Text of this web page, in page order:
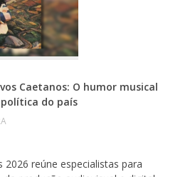
Caetanos: O humor musical
do país
2026 reúne especialistas para